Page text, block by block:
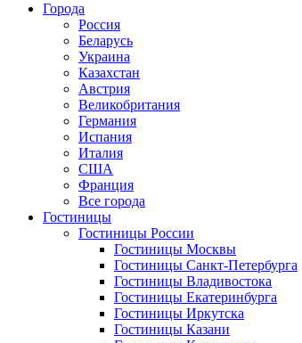
Города
Россия
Беларусь
Украина
Казахстан
Австрия
Великобритания
Германия
Испания
Италия
США
Франция
Все города
Гостиницы
Гостиницы России
Гостиницы Mосквы
Гостиницы Санкт-Петербурга
Гостиницы Владивостока
Гостиницы Екатеринбурга
Гостиницы Иркутска
Гостиницы Казани